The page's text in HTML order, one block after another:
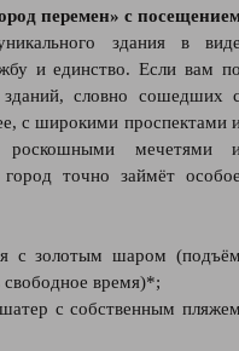
перемен» с
здания в
и единство. Если вам
зданий, словно сошедших
с широкими проспектами
роскошными мечетями
точно займёт
с золотым шаром
время)*;
с собственным